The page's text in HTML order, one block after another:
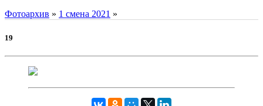
Фотоархив » 1 смена 2021 »
19